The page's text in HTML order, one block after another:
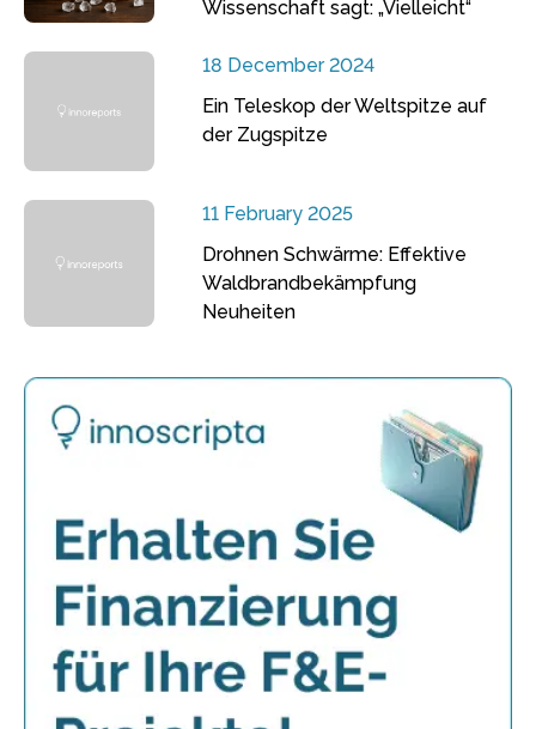
Wissenschaft sagt: „Vielleicht“
18 December 2024
Ein Teleskop der Weltspitze auf
der Zugspitze
11 February 2025
Drohnen Schwärme: Effektive
Waldbrandbekämpfung
Neuheiten